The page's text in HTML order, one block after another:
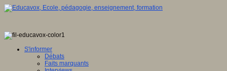
S'informer
Débats
Faits marquants